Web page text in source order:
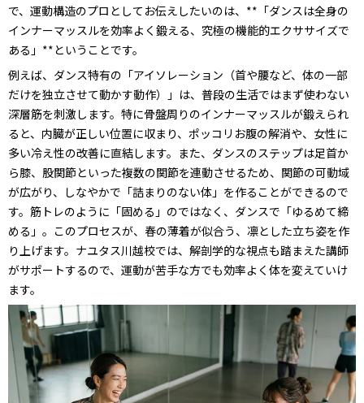
で、運動構造のプロとしてお伝えしたいのは、**「ダンスは全身の
インナーマッスルを効率よく鍛える、究極の機能的エクササイズで
ある」**ということです。
例えば、ダンス特有の「アイソレーション（首や腰など、体の一部
だけを独立させて動かす動作）」は、普段の生活ではまず使わない
深層筋を刺激します。特に骨盤周りのインナーマッスルが鍛えられ
ると、内臓が正しい位置に収まり、ポッコリお腹の解消や、女性に
多い冷え性の改善に直結します。また、ダンスのステップは足首か
ら膝、股関節といった複数の関節を連動させるため、関節の可動域
が広がり、しなやかで「詰まりのない体」を作ることができるので
す。筋トレのように「固める」のではなく、ダンスで「ゆるめて締
める」。このプロセスが、春の薄着が似合う、凛とした立ち姿を作
り上げます。ナユタス川越校では、解剖学的な視点も踏まえた講師
がサポートするので、運動が苦手な方でも効率よく体を変えていけ
ます。